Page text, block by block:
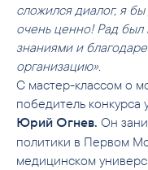
сложился диалог, я
очень ценно! Рад
знаниями и
организацию».
С мастер-классом о
победитель
Юрий Огнев. Он
политики в Первом
медицинском